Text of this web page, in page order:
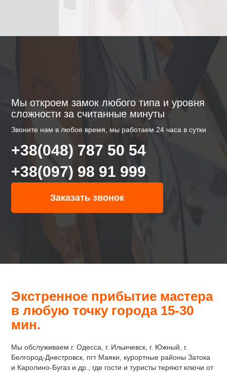
Мы откроем замок любого типа и уровня
сложности за считанные минуты
Звоните нам в любое время, мы работаем 24 часа в сутки
+38(048) 787 50 54
+38(097) 98 91 999
Заказать звонок
Экстренное прибытие мастера
в любую точку города 15-30
мин.
Мы обслуживаем г. Одесса, г. Ильичевск, г. Южный, г.
Белгород-Днестровск, пгт Маяки, курортные районы Затока
и Каролино-Бугаз и др., где гости и туристы теряют ключи от